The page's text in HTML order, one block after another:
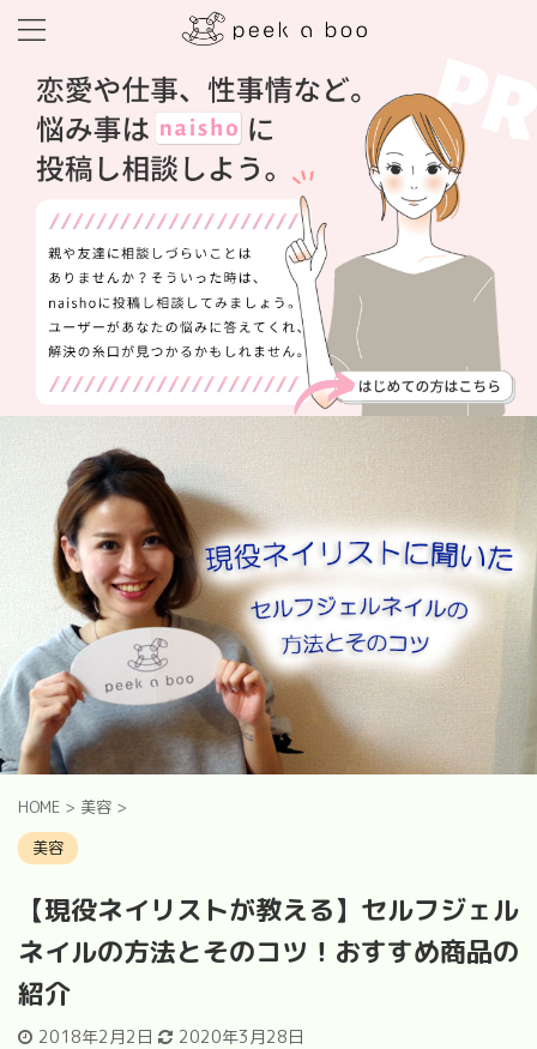
HOME > 美容 >
美容
【現役ネイリストが教える】セルフジェル
ネイルの方法とそのコツ！おすすめ商品の
紹介
2018年2月2日 2020年3月28日